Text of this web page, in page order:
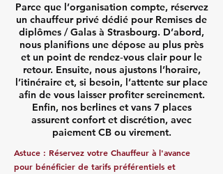
Parce que l’organisation compte, réservez
un chauffeur privé dédié pour Remises de
diplômes / Galas à Strasbourg. D’abord,
nous planifions une dépose au plus près
et un point de rendez‑vous clair pour le
retour. Ensuite, nous ajustons l’horaire,
l’itinéraire et, si besoin, l’attente sur place
afin de vous laisser profiter sereinement.
Enfin, nos berlines et vans 7 places
assurent confort et discrétion, avec
paiement CB ou virement.
Astuce : Réservez votre Chauffeur à l'avance
pour bénéficier de tarifs préférentiels et